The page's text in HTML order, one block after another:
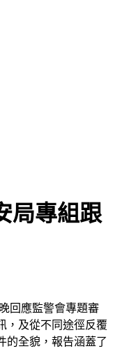
局專組跟
回應監警會專題審
，及從不同途徑反覆
的全貌，報告涵蓋了